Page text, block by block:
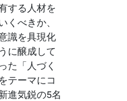
する人材を
くべきか、
識を具現化
に醸成して
た「人づく
テーマにコ
進気鋭の5名